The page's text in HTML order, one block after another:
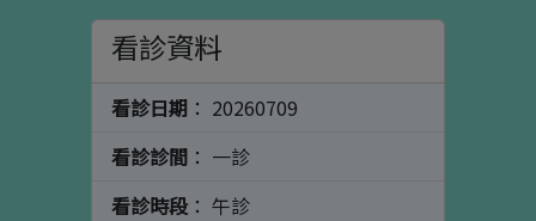
看診資料
看診日期 ： 20260709
看診診間 ： 一診
看診時段 ： 午診